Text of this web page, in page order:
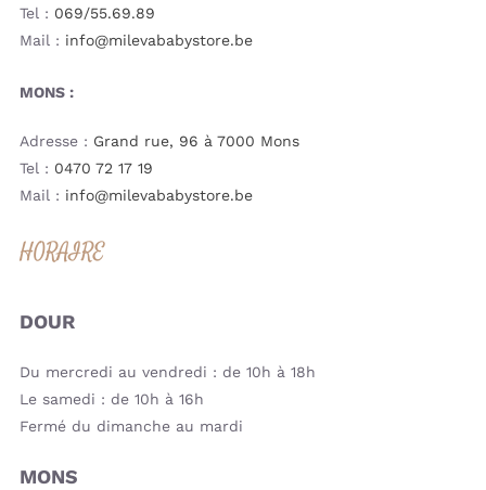
Tel : 069/55.69.89
Mail : info@milevababystore.be
MONS :
Adresse : Grand rue, 96 à 7000 Mons
Tel : 0470 72 17 19
Mail : info@milevababystore.be
HORAIRE
DOUR
Du mercredi au vendredi : de 10h à 18h
Le samedi : de 10h à 16h
Fermé du dimanche au mardi
MONS